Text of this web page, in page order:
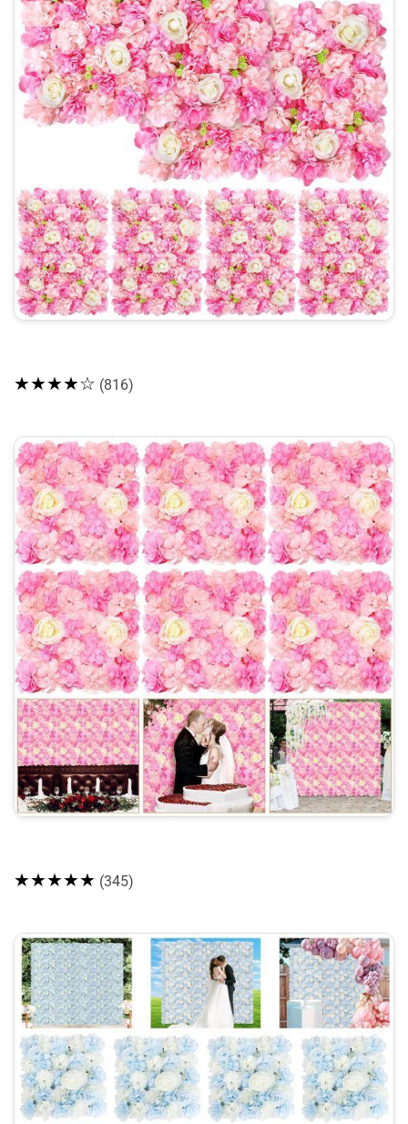
★★★★☆ (816)
★★★★★ (345)